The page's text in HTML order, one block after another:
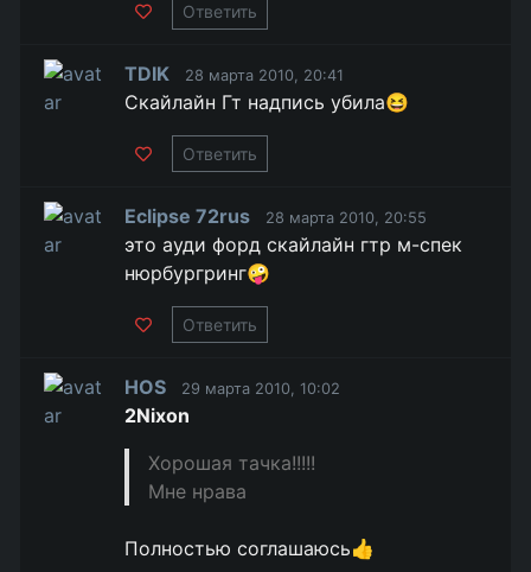
Ответить
TDIK 28 марта 2010, 20:41
Скайлайн Гт надпись убила😆
Ответить
Eclipse 72rus 28 марта 2010, 20:55
это ауди форд скайлайн гтр м-спек
нюрбургринг🤪
Ответить
HOS 29 марта 2010, 10:02
2Nixon
Хорошая тачка!!!!!
Мне нрава
Полностью соглашаюсь👍